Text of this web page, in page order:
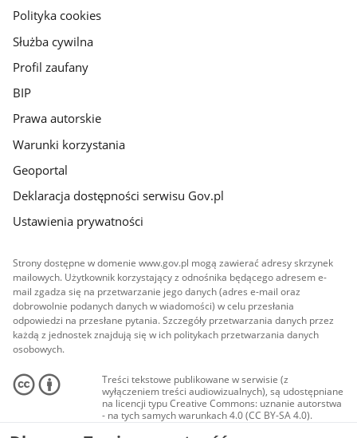
gov.pl
Polityka cookies
Służba cywilna
Profil zaufany
BIP
Prawa autorskie
Warunki korzystania
Geoportal
Deklaracja dostępności serwisu Gov.pl
Ustawienia prywatności
Strony dostępne w domenie www.gov.pl mogą zawierać adresy skrzynek
mailowych. Użytkownik korzystający z odnośnika będącego adresem e-
mail zgadza się na przetwarzanie jego danych (adres e-mail oraz
dobrowolnie podanych danych w wiadomości) w celu przesłania
odpowiedzi na przesłane pytania. Szczegóły przetwarzania danych przez
każdą z jednostek znajdują się w ich politykach przetwarzania danych
osobowych.
Treści tekstowe publikowane w serwisie (z
wyłączeniem treści audiowizualnych), są udostępniane
na licencji typu Creative Commons: uznanie autorstwa
- na tych samych warunkach 4.0 (CC BY-SA 4.0).
Materiały audiowizualne, w tym zdjęcia, materiały